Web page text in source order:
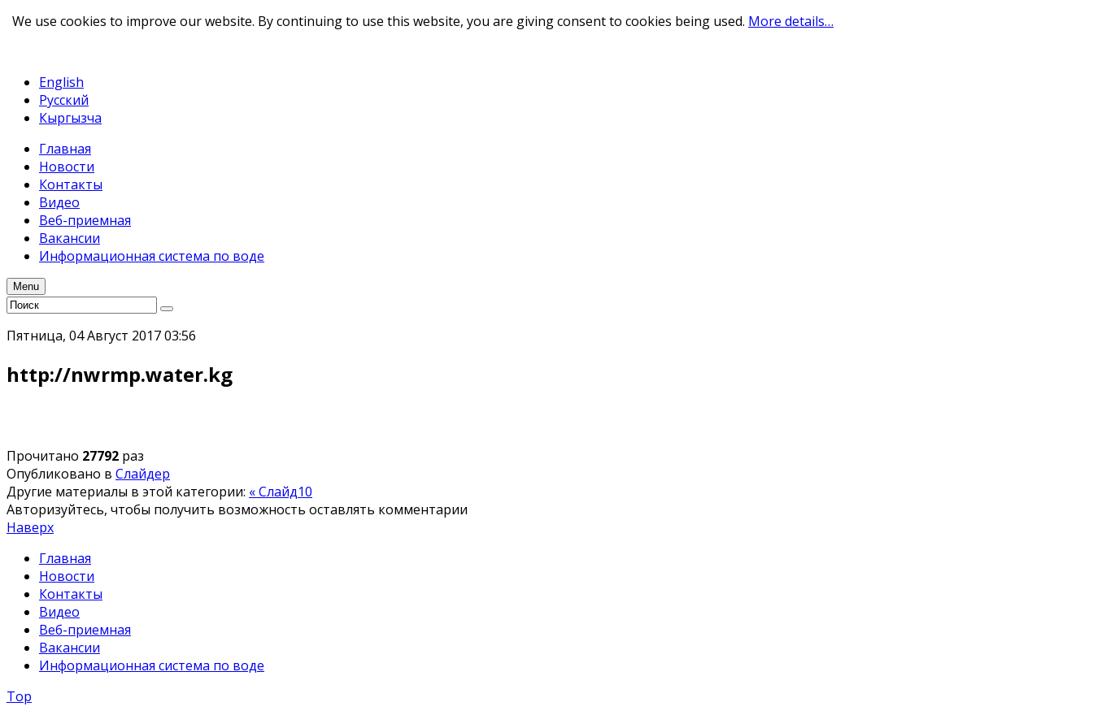
English
Русский
Кыргызча
Главная
Новости
Контакты
Видео
Веб-приемная
Вакансии
Информационная система по воде
Menu
Пятница, 04 Август 2017 03:56
http://nwrmp.water.kg
Прочитано 27792 раз
Опубликовано в Слайдер
Другие материалы в этой категории: « Слайд10
Авторизуйтесь, чтобы получить возможность оставлять комментарии
Наверх
Главная
Новости
Контакты
Видео
Веб-приемная
Вакансии
Информационная система по воде
Top
We use cookies to improve our website. By continuing to use this website, you are giving consent to cookies being used. More details…